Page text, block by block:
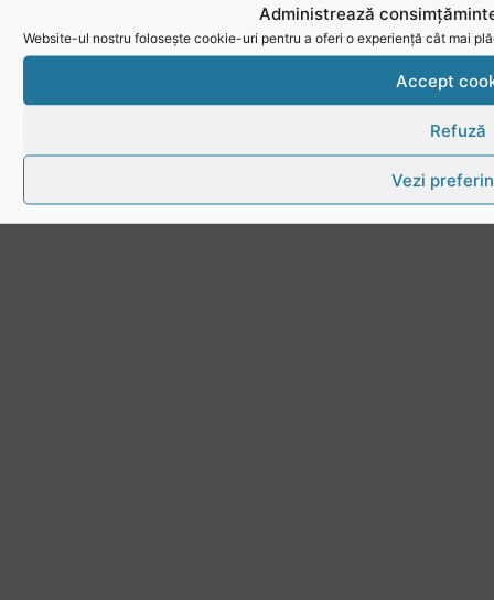
Administrează
Website-ul nostru folosește cookie-uri pentru a oferi o experiență cât mai
Accept
Refuză
Vezi